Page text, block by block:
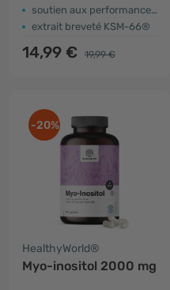
soutien aux performances physiques et mentales
extrait breveté KSM-66®
14,99 € 19,99 €
-20%
HealthyWorld®
Myo-inositol 2000 mg